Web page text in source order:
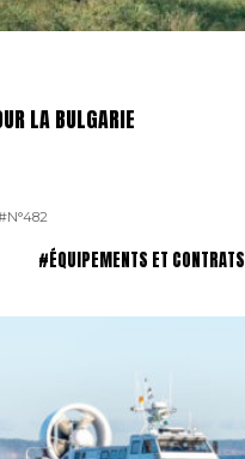
LA BULGARIE
#ÉQUIPEMENTS ET CONTRATS